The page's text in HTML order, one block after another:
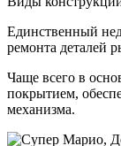
Единственный
ремонта деталей
Чаще всего в
покрытием,
механизма.